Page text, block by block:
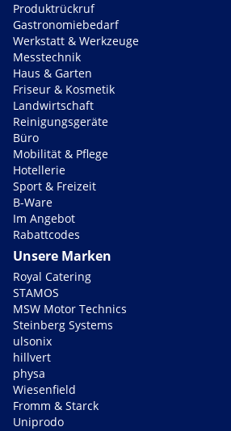
Produktrückruf
Gastronomiebedarf
Werkstatt & Werkzeuge
Messtechnik
Haus & Garten
Friseur & Kosmetik
Landwirtschaft
Reinigungsgeräte
Büro
Mobilität & Pflege
Hotellerie
Sport & Freizeit
B-Ware
Im Angebot
Rabattcodes
Unsere Marken
Royal Catering
STAMOS
MSW Motor Technics
Steinberg Systems
ulsonix
hillvert
physa
Wiesenfield
Fromm & Starck
Uniprodo